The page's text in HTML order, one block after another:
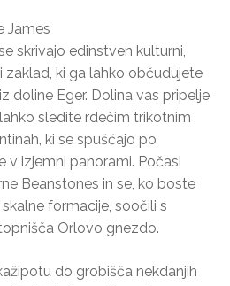
James
skrivajo edinstven kulturni,
ki ga lahko občudujete
doline Eger. Dolina vas pripelje
sledite rdečim trikotnim
ki se spuščajo po
v izjemni panorami. Počasi
Beanstones in se, ko boste
formacije, soočili s
Orlovo gnezdo.
do grobišča nekdanjih